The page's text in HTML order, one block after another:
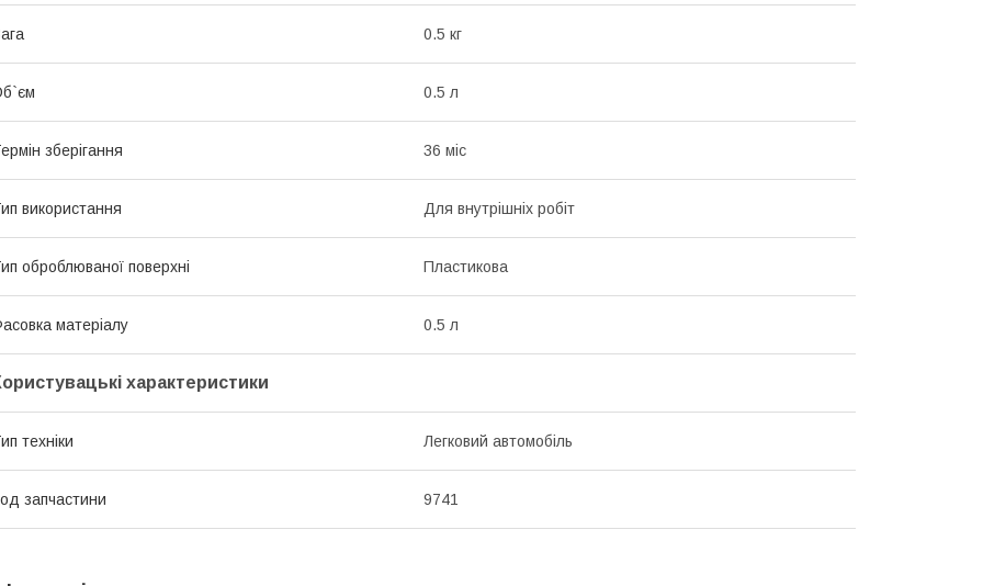
0.5 кг
0.5 л
зберігання 36 міс
використання Для внутрішніх робіт
оброблюваної поверхні Пластикова
матеріалу 0.5 л
характеристики
техніки Легковий автомобіль
запчастини 9741